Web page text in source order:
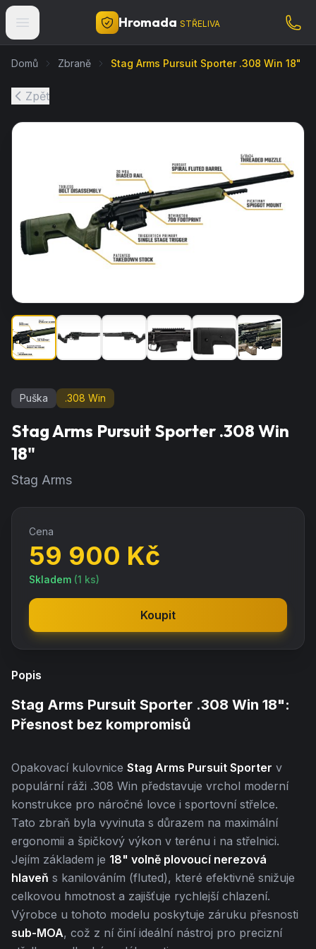
Hromada STŘELIVA
Domů Zbraně Stag Arms Pursuit Sporter .308 Win 18"
Zpět
Puška .308 Win
Stag Arms Pursuit Sporter .308 Win
18"
Stag Arms
Cena
59 900 Kč
Skladem (1 ks)
Koupit
Popis
Stag Arms Pursuit Sporter .308 Win 18":
Přesnost bez kompromisů
Opakovací kulovnice Stag Arms Pursuit Sporter v
populární ráži .308 Win představuje vrchol moderní
konstrukce pro náročné lovce i sportovní střelce.
Tato zbraň byla vyvinuta s důrazem na maximální
ergonomii a špičkový výkon v terénu i na střelnici.
Jejím základem je 18" volně plovoucí nerezová
hlaveň s kanilováním (fluted), které efektivně snižuje
celkovou hmotnost a zajišťuje rychlejší chlazení.
Výrobce u tohoto modelu poskytuje záruku přesnosti
sub-MOA, což z ní činí ideální nástroj pro precizní